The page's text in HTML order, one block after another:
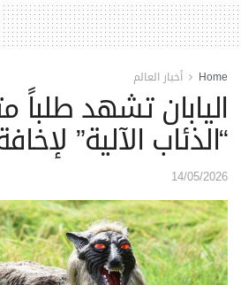
Home أخبار العالم
اليابان تشهد طلباً
“الذئاب الآلية”
14/05/2026